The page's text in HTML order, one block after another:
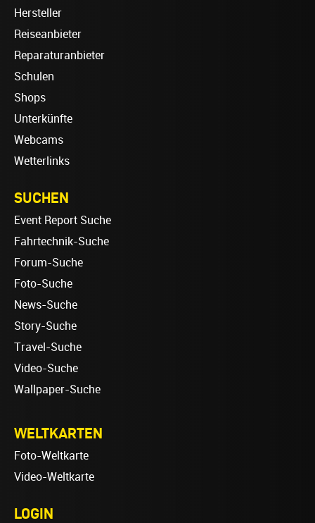
Hersteller
Reiseanbieter
Reparaturanbieter
Schulen
Shops
Unterkünfte
Webcams
Wetterlinks
SUCHEN
Event Report Suche
Fahrtechnik-Suche
Forum-Suche
Foto-Suche
News-Suche
Story-Suche
Travel-Suche
Video-Suche
Wallpaper-Suche
WELTKARTEN
Foto-Weltkarte
Video-Weltkarte
LOGIN